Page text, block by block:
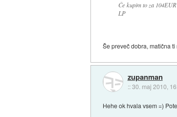
Če kupim to za
LP
Še preveč dobra, matična
zupanman
::30. maj 2010,
Hehe ok hvala vsem =)